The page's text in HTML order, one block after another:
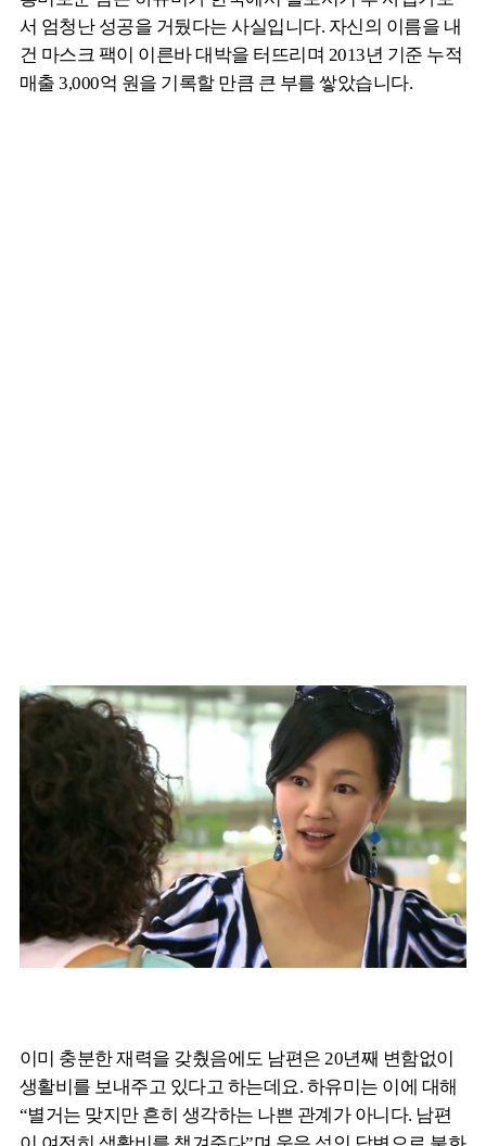
서 엄청난 성공을 거뒀다는 사실입니다. 자신의 이름을 내
건 마스크 팩이 이른바 대박을 터뜨리며 2013년 기준 누적
매출 3,000억 원을 기록할 만큼 큰 부를 쌓았습니다.
이미 충분한 재력을 갖췄음에도 남편은 20년째 변함없이
생활비를 보내주고 있다고 하는데요. 하유미는 이에 대해
“별거는 맞지만 흔히 생각하는 나쁜 관계가 아니다. 남편